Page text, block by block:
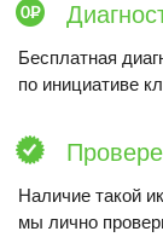
Бесплатная
по инициативе
Наличие такой
мы лично